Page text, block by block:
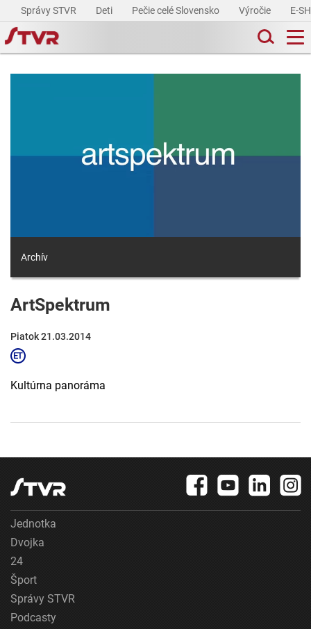
Správy STVR Deti Pečie celé Slovensko Výročie E-
Archív
ArtSpektrum
Piatok 21.03.2014
Kultúrna panoráma
Jednotka
Dvojka
24
Šport
Správy STVR
Podcasty